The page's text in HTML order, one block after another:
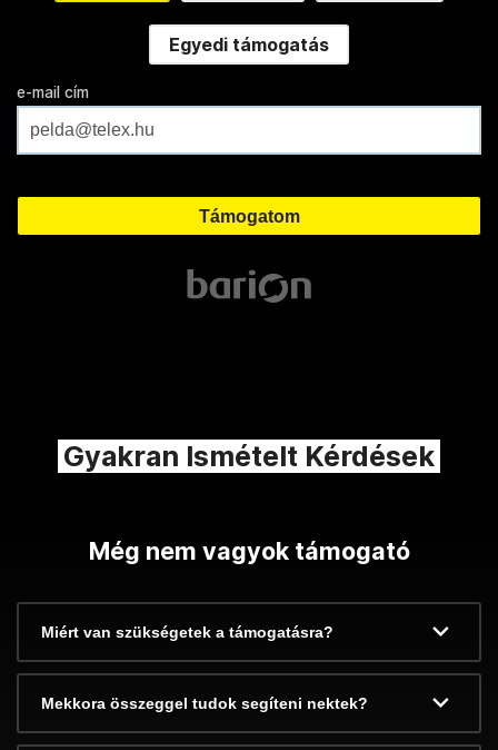
Egyedi támogatás
e-mail cím
Gyakran Ismételt Kérdések
Még nem vagyok támogató
Miért van szükségetek a támogatásra?
Mekkora összeggel tudok segíteni nektek?